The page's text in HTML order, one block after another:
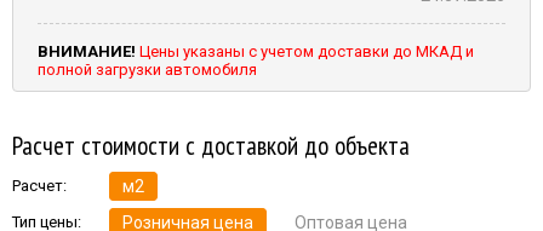
ВНИМАНИЕ! Цены указаны с учетом доставки до МКАД и
полной загрузки автомобиля
Расчет стоимости с доставкой до объекта
Расчет: м2
Тип цены: Розничная цена Оптовая цена